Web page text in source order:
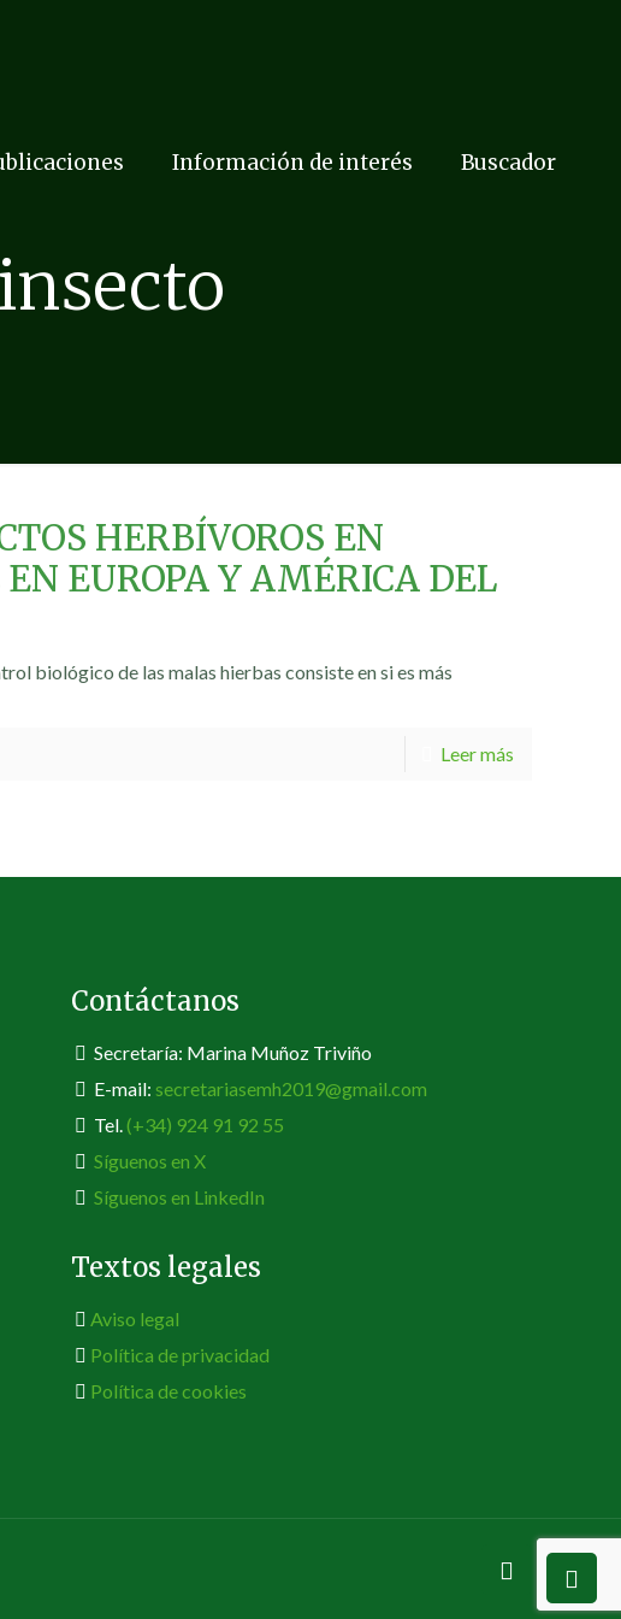
Información de interés Buscador
HERBÍVOROS EN
EUROPA Y AMÉRICA DEL
biológico de las malas hierbas consiste en si es más
Leer más
Contáctanos
Secretaría: Marina Muñoz Triviño
E-mail: secretariasemh2019@gmail.com
Tel. (+34) 924 91 92 55
Síguenos en X
Síguenos en LinkedIn
Textos legales
Aviso legal
Política de privacidad
Política de cookies